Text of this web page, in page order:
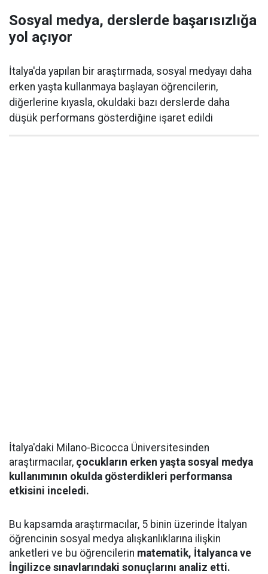
Sosyal medya, derslerde başarısızlığa
yol açıyor
İtalya'da yapılan bir araştırmada, sosyal medyayı daha
erken yaşta kullanmaya başlayan öğrencilerin,
diğerlerine kıyasla, okuldaki bazı derslerde daha
düşük performans gösterdiğine işaret edildi
İtalya'daki Milano-Bicocca Üniversitesinden
araştırmacılar, çocukların erken yaşta sosyal medya
kullanımının okulda gösterdikleri performansa
etkisini inceledi.
Bu kapsamda araştırmacılar, 5 binin üzerinde İtalyan
öğrencinin sosyal medya alışkanlıklarına ilişkin
anketleri ve bu öğrencilerin matematik, İtalyanca ve
İngilizce sınavlarındaki sonuçlarını analiz etti.